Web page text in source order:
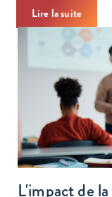
Lire la suite
L'impact de la